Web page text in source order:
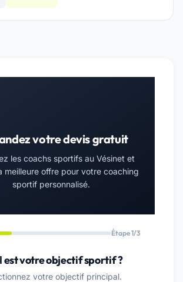
votre devis gratuit
les coachs sportifs au Vésinet et
meilleure offre pour votre coaching
sportif personnalisé.
Étape 1/3
est votre objectif sportif ?
votre objectif principal.